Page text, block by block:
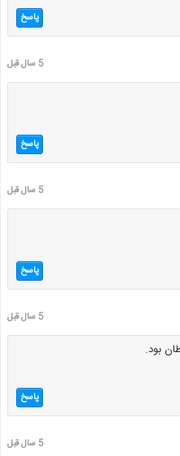
پاسخ
5 سال قبل
پاسخ
5 سال قبل
پاسخ
5 سال قبل
بود.
پاسخ
5 سال قبل